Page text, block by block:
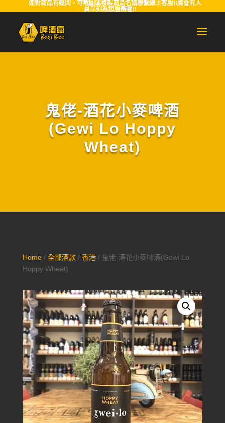
如對商品有疑問，可截圖或複製商品名稱聯繫線上客服!!將會有人
員立刻為您服務喔!!
鬼佬-酒花小麥啤酒
(Gewi Lo Hoppy
Wheat)
Home/ 全部酒款/ 香港/ 鬼佬-酒花小麥啤酒(Gewi Lo
Hoppy Wheat)